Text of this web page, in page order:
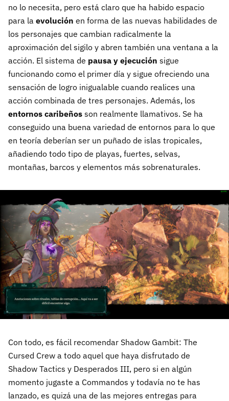
no lo necesita, pero está claro que ha habido espacio
para la evolución en forma de las nuevas habilidades de
los personajes que cambian radicalmente la
aproximación del sigilo y abren también una ventana a la
acción. El sistema de pausa y ejecución sigue
funcionando como el primer día y sigue ofreciendo una
sensación de logro inigualable cuando realices una
acción combinada de tres personajes. Además, los
entornos caribeños son realmente llamativos. Se ha
conseguido una buena variedad de entornos para lo que
en teoría deberían ser un puñado de islas tropicales,
añadiendo todo tipo de playas, fuertes, selvas,
montañas, barcos y elementos más sobrenaturales.
Con todo, es fácil recomendar Shadow Gambit: The
Cursed Crew a todo aquel que haya disfrutado de
Shadow Tactics y Desperados III, pero si en algún
momento jugaste a Commandos y todavía no te has
lanzado, es quizá una de las mejores entregas para